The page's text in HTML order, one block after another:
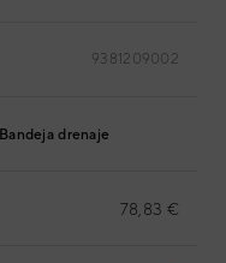
9381209002
Bandeja drenaje
78,83 €